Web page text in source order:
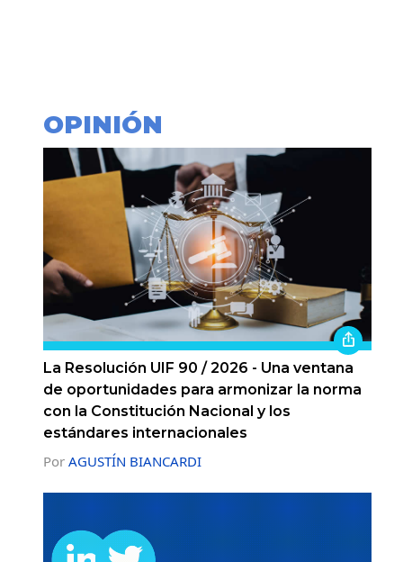
OPINIÓN
La Resolución UIF 90 / 2026 - Una ventana
de oportunidades para armonizar la norma
con la Constitución Nacional y los
estándares internacionales
Por AGUSTÍN BIANCARDI